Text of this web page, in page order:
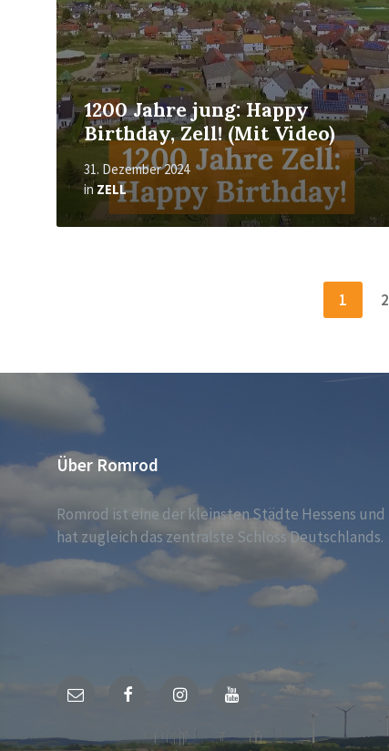
1200 Jahre jung: Happy
Birthday, Zell! (Mit Video)
31. Dezember 2024
in ZELL
Seitennummerierung
Beiträge
1 2
Über Romrod
Romrod ist eine der kleinsten Städte Hessens und
hat zugleich das zentralste Schloss Deutschlands.
E- FacebookInstagramYouTube